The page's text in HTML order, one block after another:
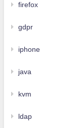
firefox
gdpr
iphone
java
kvm
ldap